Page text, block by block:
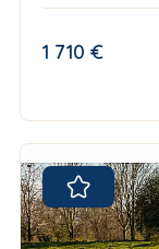
1 710 €